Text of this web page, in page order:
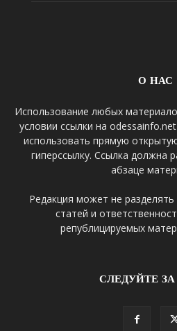
О НАС
Использование любых
условии ссылки на
использовать прямую
гиперссылку. Ссылка должна
абзаце
Редакция может не
статей и
републицируемых
СЛЕДУЙТЕ